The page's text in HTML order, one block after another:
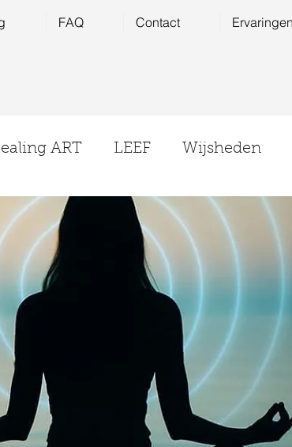
FAQ Contact Ervaringen
ART LEEF Wijsheden
huisreiniging